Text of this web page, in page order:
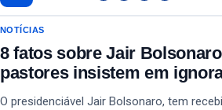
NOTÍCIAS
8 fatos sobre Jair
pastores insistem em
O presidenciável Jair Bolsonaro, tem